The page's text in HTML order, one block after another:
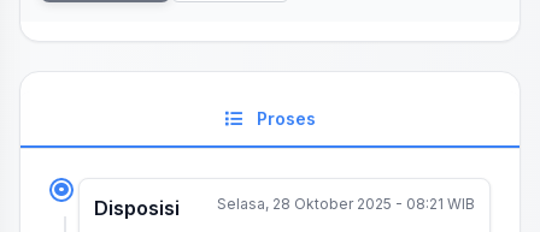
Proses
Disposisi Selasa, 28 Oktober 2025 - 08:21 WIB